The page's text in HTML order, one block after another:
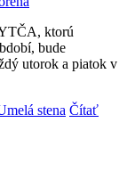
ktorú
bude
utorok a piatok v
stena Čítať